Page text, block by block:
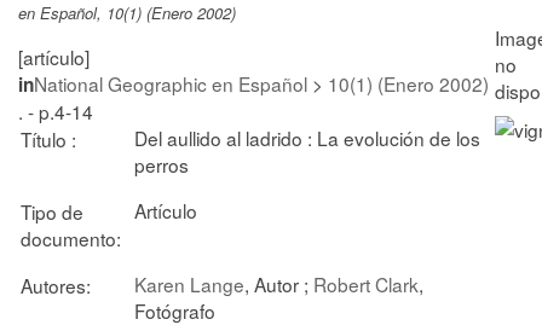
en Español, 10(1) (Enero 2002)
[artículo]
inNational Geographic en Español > 10(1) (Enero 2002)
. - p.4-14
Título :
Del aullido al ladrido : La evolución de los
perros
Tipo de
documento:
Artículo
Autores: Karen Lange, Autor ; Robert Clark,
Fotógrafo